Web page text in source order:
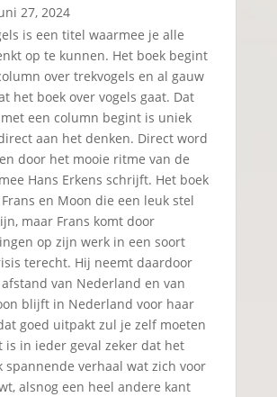
27, 2024
is een titel waarmee je alle
op te kunnen. Het boek begint
over trekvogels en al gauw
het boek over vogels gaat. Dat
een column begint is uniek
aan het denken. Direct word
door het mooie ritme van de
Hans Erkens schrijft. Het boek
en Moon die een leuk stel
maar Frans komt door
op zijn werk in een soort
terecht. Hij neemt daardoor
van Nederland en van
blijft in Nederland voor haar
goed uitpakt zul je zelf moeten
is in ieder geval zeker dat het
spannende verhaal wat zich voor
alsnog een heel andere kant